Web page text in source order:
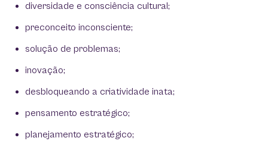
diversidade e consciência cultural;
preconceito inconsciente;
solução de problemas;
inovação;
desbloqueando a criatividade inata;
pensamento estratégico;
planejamento estratégico;